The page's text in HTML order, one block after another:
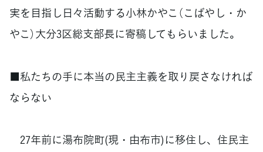
実を目指し日々活動する小林かやこ（こばやし・か
やこ）大分3区総支部長に寄稿してもらいました。
■私たちの手に本当の民主主義を取り戻さなければ
ならない
27年前に湯布院町(現・由布市)に移住し、住民主